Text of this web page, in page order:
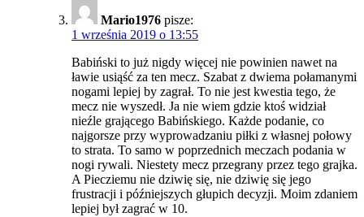
Mario1976 pisze:
1 września 2019 o 13:55
Babiński to już nigdy więcej nie powinien nawet na
ławie usiąść za ten mecz. Szabat z dwiema połamanymi
nogami lepiej by zagrał. To nie jest kwestia tego, że
mecz nie wyszedł. Ja nie wiem gdzie ktoś widział
nieźle grającego Babińskiego. Każde podanie, co
najgorsze przy wyprowadzaniu piłki z własnej połowy
to strata. To samo w poprzednich meczach podania w
nogi rywali. Niestety mecz przegrany przez tego grajka.
A Piecziemu nie dziwię się, nie dziwię się jego
frustracji i późniejszych głupich decyzji. Moim zdaniem
lepiej był zagrać w 10.